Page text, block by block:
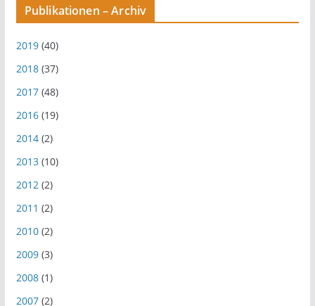
Publikationen – Archiv
2019(40)
2018(37)
2017(48)
2016(19)
2014(2)
2013(10)
2012(2)
2011 (2)
2010(2)
2009(3)
2008(1)
2007(2)